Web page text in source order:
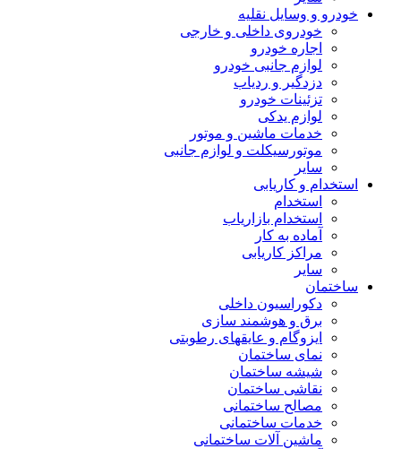
خودرو و وسایل نقلیه
خودروی داخلی و خارجی
اجاره خودرو
لوازم جانبی خودرو
دزدگیر و ردیاب
تزئینات خودرو
لوازم یدکی
خدمات ماشین و موتور
موتورسیکلت و لوازم جانبی
سایر
استخدام و کاریابی
استخدام
استخدام بازاریاب
آماده به کار
مراکز کاریابی
سایر
ساختمان
دکوراسیون داخلی
برق و هوشمند سازی
ایزوگام و عایقهای رطوبتی
نمای ساختمان
شیشه ساختمان
نقاشی ساختمان
مصالح ساختمانی
خدمات ساختمانی
ماشین آلات ساختمانی